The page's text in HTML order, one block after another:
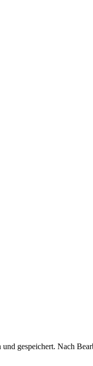
gespeichert. Nach